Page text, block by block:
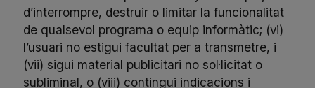
d’interrompre, destruir o limitar la funcionalitat
de qualsevol programa o equip informàtic; (vi)
l’usuari no estigui facultat per a transmetre, i
(vii) sigui material publicitari no sol·licitat o
subliminal, o (viii) contingui indicacions i